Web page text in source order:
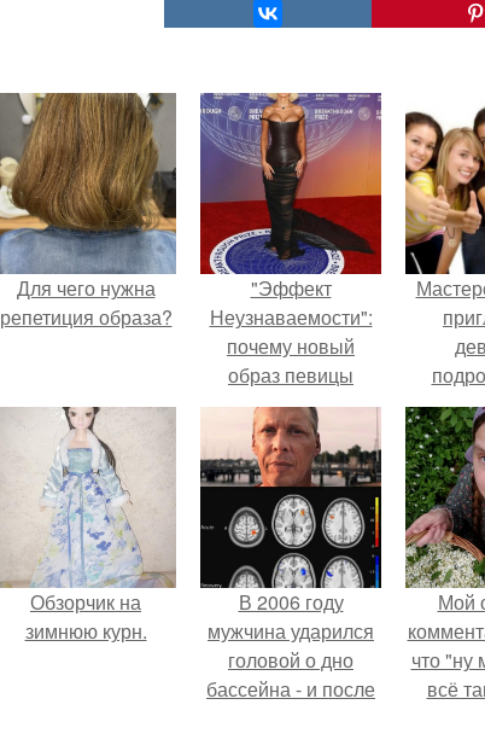
Для чего нужна
репетиция образа?
"Эффект
Неузнаваемости":
почему новый
образ певицы
вызвал споры о
гранях
возможного?
Обзорчик на
зимнюю курн.
В 2006 году
мужчина ударился
головой о дно
бассейна - и после
Мой
что "ну
всё